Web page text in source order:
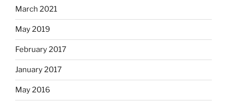
March 2021
May 2019
February 2017
January 2017
May 2016